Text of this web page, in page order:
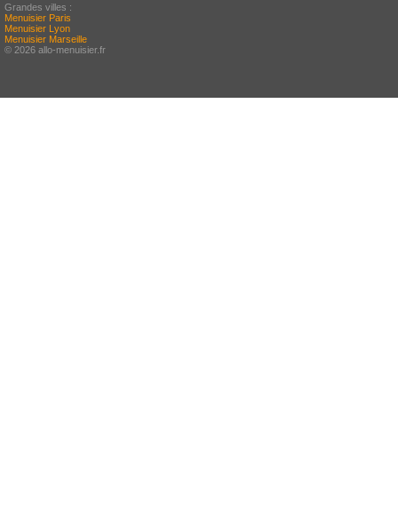
Grandes villes :
Menuisier Paris
Menuisier Lyon
Menuisier Marseille
© 2026 allo-menuisier.fr